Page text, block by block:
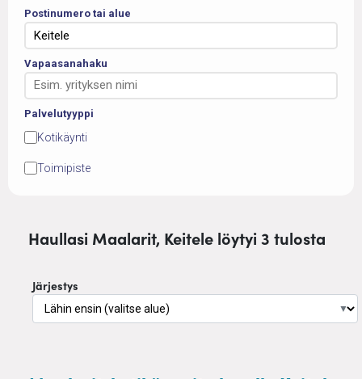
Postinumero tai alue
Vapaasanahaku
Palvelutyyppi
Kotikäynti
Toimipiste
Haullasi Maalarit, Keitele löytyi 3 tulosta
Järjestys
▼